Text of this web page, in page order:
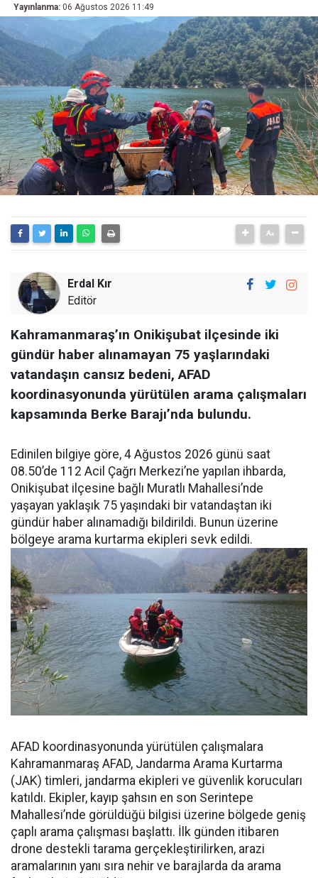
Yayınlanma: 06 Ağustos 2026 11:49
Erdal Kır
Editör
Kahramanmaraş’ın Onikişubat ilçesinde iki
gündür haber alınamayan 75 yaşlarındaki
vatandaşın cansız bedeni, AFAD
koordinasyonunda yürütülen arama çalışmaları
kapsamında Berke Barajı’nda bulundu.
Edinilen bilgiye göre, 4 Ağustos 2026 günü saat
08.50’de 112 Acil Çağrı Merkezi’ne yapılan ihbarda,
Onikişubat ilçesine bağlı Muratlı Mahallesi’nde
yaşayan yaklaşık 75 yaşındaki bir vatandaştan iki
gündür haber alınamadığı bildirildi. Bunun üzerine
bölgeye arama kurtarma ekipleri sevk edildi.
AFAD koordinasyonunda yürütülen çalışmalara
Kahramanmaraş AFAD, Jandarma Arama Kurtarma
(JAK) timleri, jandarma ekipleri ve güvenlik korucuları
katıldı. Ekipler, kayıp şahsın en son Serintepe
Mahallesi’nde görüldüğü bilgisi üzerine bölgede geniş
çaplı arama çalışması başlattı. İlk günden itibaren
drone destekli tarama gerçekleştirilirken, arazi
aramalarının yanı sıra nehir ve barajlarda da arama